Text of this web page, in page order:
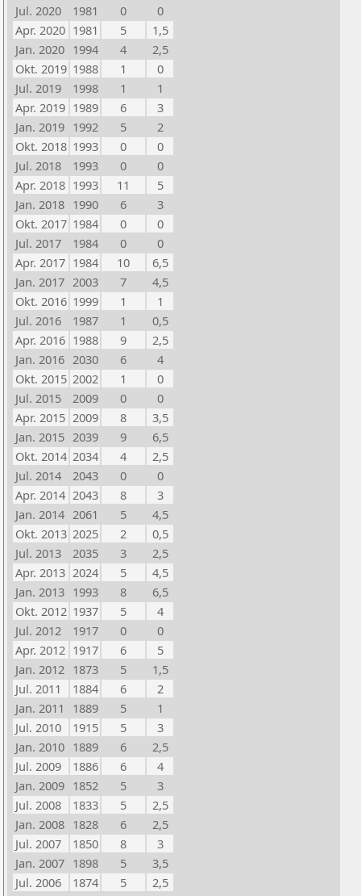
Jul. 2020
1981 0
0
Apr. 2020 1981 5
1,5
Jan. 2020 1994 4
2,5
Okt. 2019 1988 1
0
Jul. 2019
1998 1
1
Apr. 2019 1989 6
3
Jan. 2019 1992 5
2
Okt. 2018 1993 0
0
Jul. 2018
1993 0
0
Apr. 2018 1993 11
5
Jan. 2018 1990 6
3
Okt. 2017 1984 0
0
Jul. 2017
1984 0
0
Apr. 2017 1984 10
6,5
Jan. 2017 2003 7
4,5
Okt. 2016 1999 1
1
Jul. 2016
1987 1
0,5
Apr. 2016 1988 9
2,5
Jan. 2016 2030 6
4
Okt. 2015 2002 1
0
Jul. 2015
2009 0
0
Apr. 2015 2009 8
3,5
Jan. 2015 2039 9
6,5
Okt. 2014 2034 4
2,5
Jul. 2014
2043 0
0
Apr. 2014 2043 8
3
Jan. 2014 2061 5
4,5
Okt. 2013 2025 2
0,5
Jul. 2013
2035 3
2,5
Apr. 2013 2024 5
4,5
Jan. 2013 1993 8
6,5
Okt. 2012 1937 5
4
Jul. 2012
1917 0
0
Apr. 2012 1917 6
5
Jan. 2012 1873 5
1,5
Jul. 2011
1884 6
2
Jan. 2011
1889 5
1
Jul. 2010
1915 5
3
Jan. 2010 1889 6
2,5
Jul. 2009
1886 6
4
Jan. 2009 1852 5
3
Jul. 2008
1833 5
2,5
Jan. 2008 1828 6
2,5
Jul. 2007
1850 8
3
Jan. 2007 1898 5
3,5
Jul. 2006
1874 5
2,5